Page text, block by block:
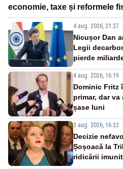
economie, taxe și reformele
4 aug. 2026, 21:27
Nicușor Dan
Legii
pierde
4 aug. 2026, 16:19
Dominic Fritz
primar, dar
șase luni
3 aug. 2026, 16:22
Decizie
Șoșoacă la
ridicării